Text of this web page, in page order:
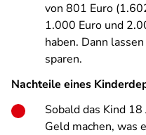
von 801 Euro
1.000 Euro und
haben. Dann
sparen.
Nachteile eines
Sobald das Kind
Geld machen, was